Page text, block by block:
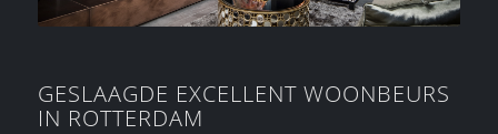
GESLAAGDE EXCELLENT WOONBEURS
IN ROTTERDAM